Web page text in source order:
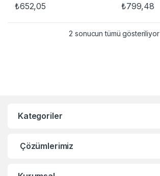
₺652,05 ₺799,48
2 sonucun tümü gösteriliyor
Kategoriler
Çözümlerimiz